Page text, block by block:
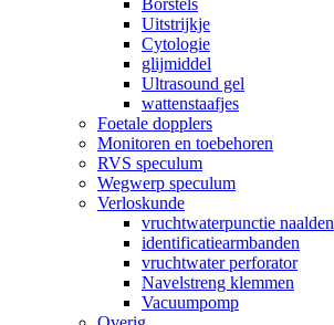
Uitstrijkje
Cytologie
glijmiddel
Ultrasound gel
wattenstaafjes
Foetale dopplers
Monitoren en toebehoren
RVS speculum
Wegwerp speculum
Verloskunde
vruchtwaterpunctie naalden
identificatiearmbanden
vruchtwater perforator
Navelstreng klemmen
Vacuumpomp